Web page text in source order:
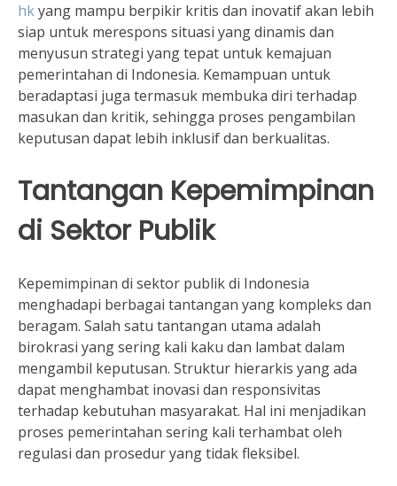
hkyang mampu berpikir kritis dan inovatif akan lebih
siap untuk merespons situasi yang dinamis dan
menyusun strategi yang tepat untuk kemajuan
pemerintahan di Indonesia. Kemampuan untuk
beradaptasi juga termasuk membuka diri terhadap
masukan dan kritik, sehingga proses pengambilan
keputusan dapat lebih inklusif dan berkualitas.
Tantangan Kepemimpinan
di Sektor Publik
Kepemimpinan di sektor publik di Indonesia
menghadapi berbagai tantangan yang kompleks dan
beragam. Salah satu tantangan utama adalah
birokrasi yang sering kali kaku dan lambat dalam
mengambil keputusan. Struktur hierarkis yang ada
dapat menghambat inovasi dan responsivitas
terhadap kebutuhan masyarakat. Hal ini menjadikan
proses pemerintahan sering kali terhambat oleh
regulasi dan prosedur yang tidak fleksibel.